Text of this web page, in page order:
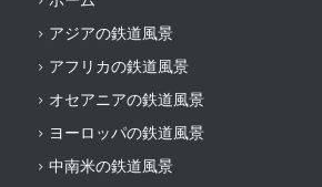
アジアの鉄道風景
アフリカの鉄道風景
オセアニアの鉄道風景
ヨーロッパの鉄道風景
中南米の鉄道風景